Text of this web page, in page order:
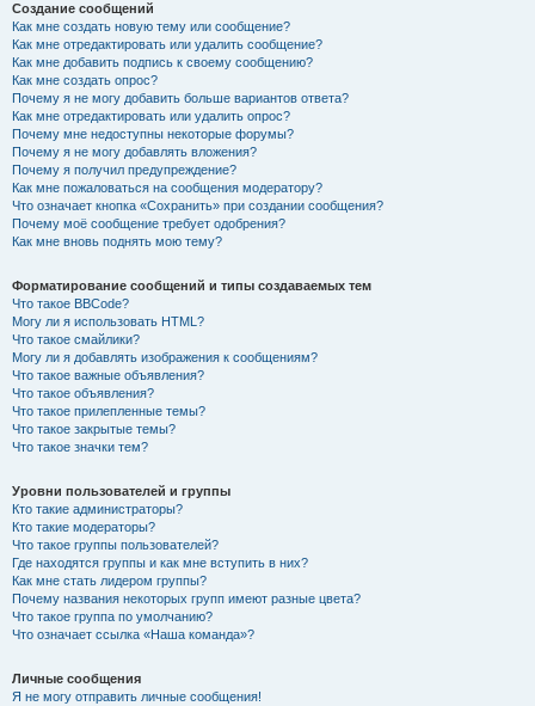
Создание сообщений
Как мне создать новую тему или сообщение?
Как мне отредактировать или удалить сообщение?
Как мне добавить подпись к своему сообщению?
Как мне создать опрос?
Почему я не могу добавить больше вариантов ответа?
Как мне отредактировать или удалить опрос?
Почему мне недоступны некоторые форумы?
Почему я не могу добавлять вложения?
Почему я получил предупреждение?
Как мне пожаловаться на сообщения модератору?
Что означает кнопка «Сохранить» при создании сообщения?
Почему моё сообщение требует одобрения?
Как мне вновь поднять мою тему?
Форматирование сообщений и типы создаваемых тем
Что такое BBCode?
Могу ли я использовать HTML?
Что такое смайлики?
Могу ли я добавлять изображения к сообщениям?
Что такое важные объявления?
Что такое объявления?
Что такое прилепленные темы?
Что такое закрытые темы?
Что такое значки тем?
Уровни пользователей и группы
Кто такие администраторы?
Кто такие модераторы?
Что такое группы пользователей?
Где находятся группы и как мне вступить в них?
Как мне стать лидером группы?
Почему названия некоторых групп имеют разные цвета?
Что такое группа по умолчанию?
Что означает ссылка «Наша команда»?
Личные сообщения
Я не могу отправить личные сообщения!